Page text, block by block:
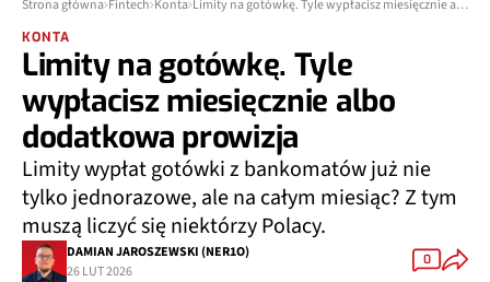
Strona główna Fintech Konta Limity na gotówkę. Tyle wypłacisz miesięcznie albo dodatkowa prowizja
KONTA
Limity na gotówkę. Tyle
wypłacisz miesięcznie albo
dodatkowa prowizja
Limity wypłat gotówki z bankomatów już nie
tylko jednorazowe, ale na całym miesiąc? Z tym
muszą liczyć się niektórzy Polacy.
DAMIAN JAROSZEWSKI (NER1O)
26 LUT 2026
0